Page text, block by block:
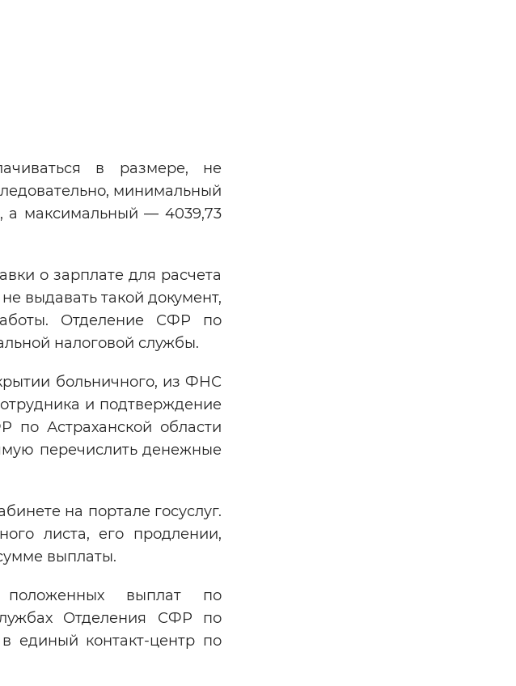
в размере, не
минимальный
а максимальный — 4039,73
о зарплате для расчета
выдавать такой документ,
Отделение СФР по
налоговой службы.
больничного, из ФНС
и подтверждение
по Астраханской области
перечислить денежные
на портале госуслуг.
листа, его продлении,
выплаты.
выплат по
Отделения СФР по
единый контакт-центр по